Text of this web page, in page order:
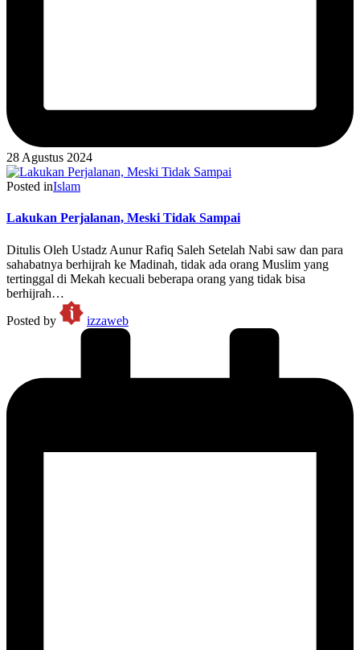
28 Agustus 2024
Posted inIslam
Lakukan Perjalanan, Meski Tidak Sampai
Ditulis Oleh Ustadz Aunur Rafiq Saleh Setelah Nabi saw dan para
sahabatnya berhijrah ke Madinah, tidak ada orang Muslim yang
tertinggal di Mekah kecuali beberapa orang yang tidak bisa
berhijrah…
Posted by
izzaweb